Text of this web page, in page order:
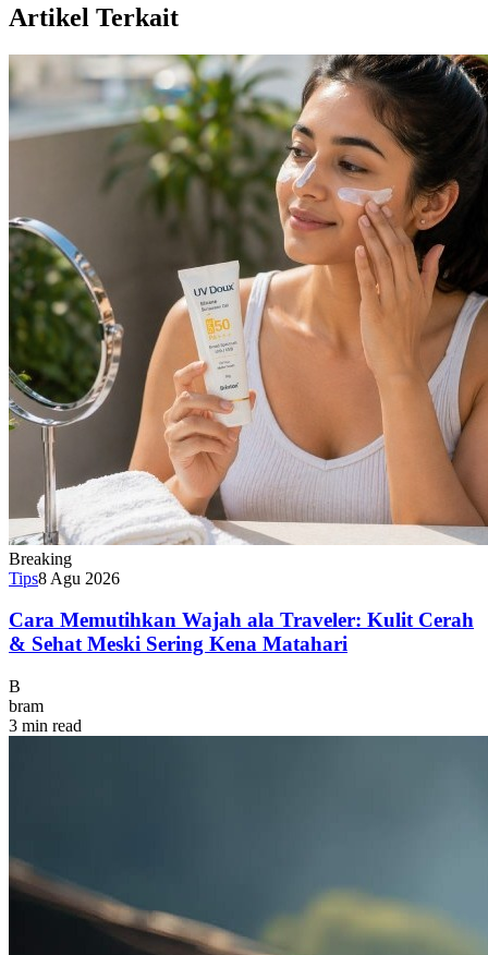
Artikel Terkait
Breaking
Tips8 Agu 2026
Cara Memutihkan Wajah ala Traveler: Kulit Cerah
& Sehat Meski Sering Kena Matahari
B
bram
3 min read